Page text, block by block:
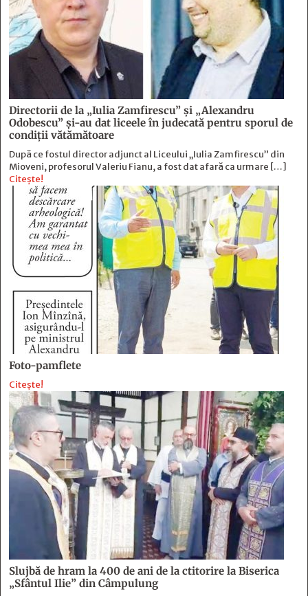
Directorii de la „Iulia Zamfirescu” și „Alexandru
Odobescu” și-au dat liceele în judecată pentru sporul de
condiții vătămătoare
După ce fostul director adjunct al Liceului „Iulia Zamfirescu” din
Mioveni, profesorul Valeriu Fianu, a fost dat afară ca urmare […]
Citește!
Foto-pamflete
Citește!
Slujbă de hram la 400 de ani de la ctitorire la Biserica
„Sfântul Ilie” din Câmpulung